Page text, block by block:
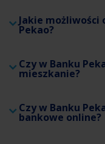
Jakie możliwości
Pekao?
Czy w Banku
mieszkanie?
Czy w Banku
bankowe online?